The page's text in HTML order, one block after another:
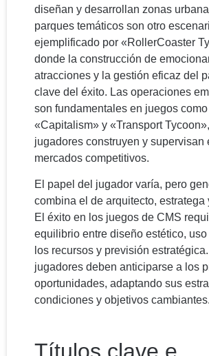
diseñan y desarrollan zonas
parques temáticos son otro
ejemplificado por «RollerCoaster
donde la construcción de
atracciones y la gestión eficaz del
clave del éxito. Las operaciones
son fundamentales en juegos como
«Capitalism» y «Transport
jugadores construyen y supervisan
mercados competitivos.
El papel del jugador varía, pero
combina el de arquitecto, estratega
El éxito en los juegos de CMS
equilibrio entre diseño estético,
los recursos y previsión
jugadores deben anticiparse a los
oportunidades, adaptando sus
condiciones y objetivos cambiantes.
Títulos clave e